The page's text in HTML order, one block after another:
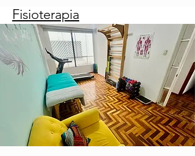
Fisioterapia